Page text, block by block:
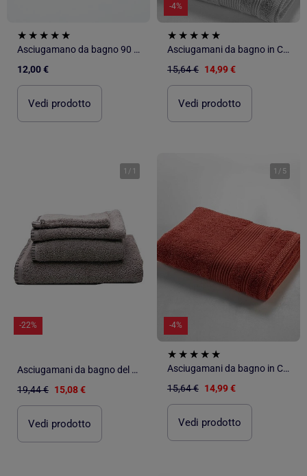
Asciugamano da bagno 90 x 150 cm - Kiabi Home
12,00 €
Vedi prodotto
-4%
Asciugamani da bagno in Cotone PROMO LINGE
15,64 € 14,99 €
Vedi prodotto
1 / 1
-22%
Asciugamani da bagno del Grand Hotel
19,44 € 15,08 €
Vedi prodotto
1 / 5
-4%
Asciugamani da bagno in Cotone PROMO LINGE
15,64 € 14,99 €
Vedi prodotto